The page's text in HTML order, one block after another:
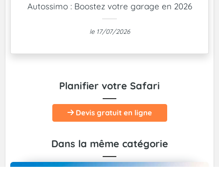
Autossimo : Boostez votre garage en 2026
le 17/07/2026
Planifier votre Safari
Devis gratuit en ligne
Dans la même catégorie